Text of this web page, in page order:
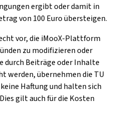
ergibt oder damit in
von 100 Euro übersteigen.
vor, die iMooX-Plattform
zu modifizieren oder
durch Beiträge oder Inhalte
werden, übernehmen die TU
Haftung und halten sich
gilt auch für die Kosten